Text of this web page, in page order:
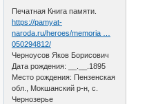
Печатная Книга памяти.
https://pamyat-
naroda.ru/heroes/memoria …
050294812/
Черноусов Яков Борисович
Дата рождения: __.__.1895
Место рождения: Пензенская
обл., Мокшанский р-н, с.
Чернозерье